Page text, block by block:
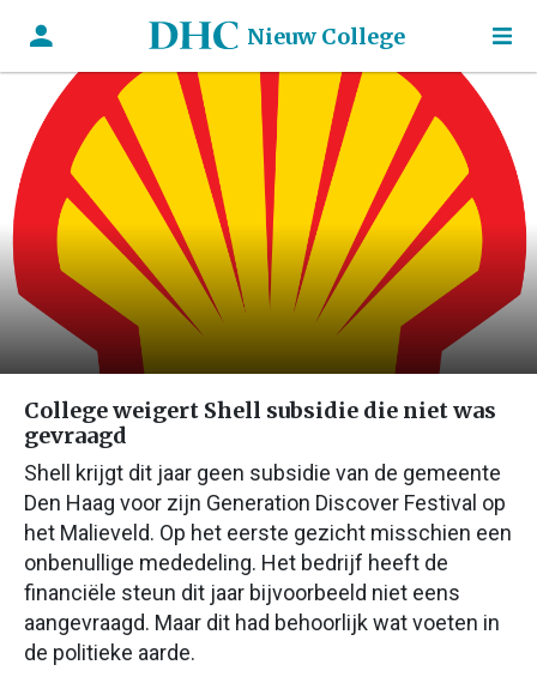
Nieuw College
College weigert Shell subsidie die niet was
gevraagd
Shell krijgt dit jaar geen subsidie van de gemeente
Den Haag voor zijn Generation Discover Festival op
het Malieveld. Op het eerste gezicht misschien een
onbenullige mededeling. Het bedrijf heeft de
financiële steun dit jaar bijvoorbeeld niet eens
aangevraagd. Maar dit had behoorlijk wat voeten in
de politieke aarde.